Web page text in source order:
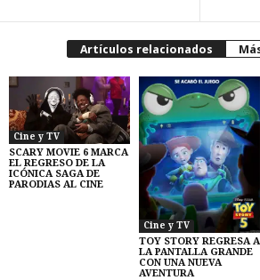
Artículos relacionados
Cine y TV
SCARY MOVIE 6 MARCA
EL REGRESO DE LA
ICÓNICA SAGA DE
PARODIAS AL CINE
Cine y TV
TOY STORY REGRESA A
LA PANTALLA GRANDE
CON UNA NUEVA
AVENTURA